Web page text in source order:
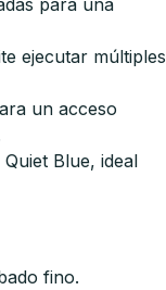
ejecutar múltiples
un acceso
Blue, ideal
fino.